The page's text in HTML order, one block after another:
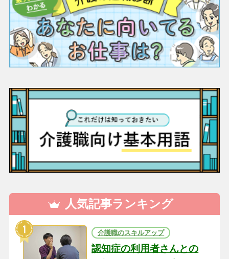
人気記事ランキング
介護職のスキルアップ
認知症の利用者さんとの